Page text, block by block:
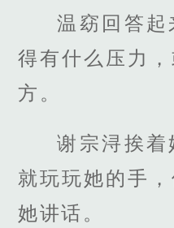
温窈回答起
得有什么压力
方。
谢宗浔挨着
就玩玩她的手
她讲话。